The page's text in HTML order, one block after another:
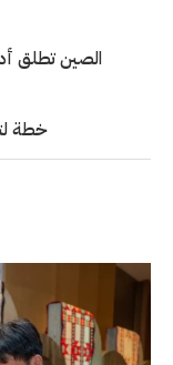
الصين تطلق
خطة